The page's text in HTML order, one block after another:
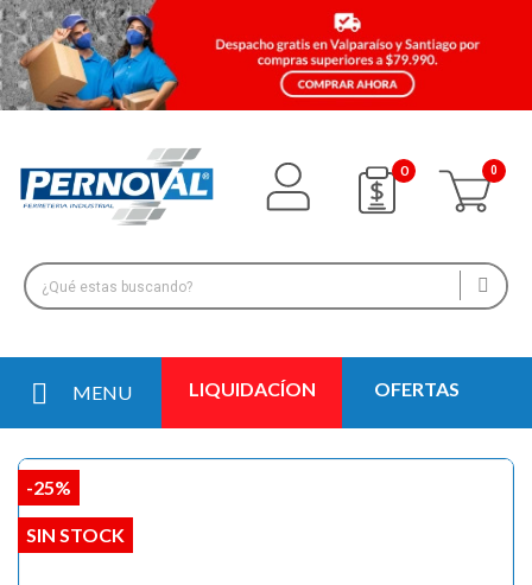
0
MENU LIQUIDACÍON OFERTAS
-25%
SIN STOCK